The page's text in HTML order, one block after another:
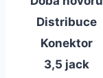
Distribuce
Konektor
3,5 jack